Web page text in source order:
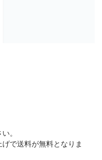
。
で送料が無料となりま